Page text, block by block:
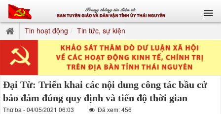
Tin hoạt động Tin tức, sự kiện
Đại Từ: Triển khai các nội dung công tác bầu cử
bảo đảm đúng quy định và tiến độ thời gian
Thứ ba - 04/05/2021 06:03 Đã xem: 456